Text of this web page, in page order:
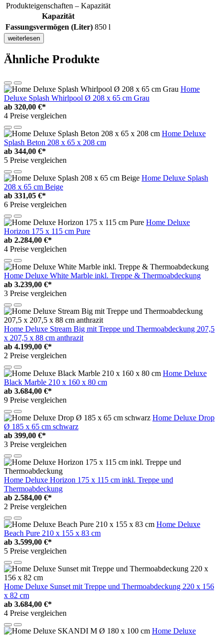
Produkteigenschaften – Kapazität
Kapazität
Fassungsvermögen (Liter) 850 l
weiterlesen
Ähnliche Produkte
Home
Deluxe Splash Whirlpool Ø 208 x 65 cm Grau
ab 320,00 €*
4 Preise vergleichen
Home Deluxe
Splash Beton 208 x 65 x 208 cm
ab 344,00 €*
5 Preise vergleichen
Home Deluxe Splash
208 x 65 cm Beige
ab 331,05 €*
6 Preise vergleichen
Home Deluxe
Horizon 175 x 115 cm Pure
ab 2.284,00 €*
4 Preise vergleichen
Home Deluxe White Marble inkl. Treppe & Thermoabdeckung
ab 3.239,00 €*
3 Preise vergleichen
Home Deluxe Stream Big mit Treppe und Thermoabdeckung 207,5
x 207,5 x 88 cm anthrazit
ab 4.199,00 €*
2 Preise vergleichen
Home Deluxe
Black Marble 210 x 160 x 80 cm
ab 3.684,00 €*
9 Preise vergleichen
Home Deluxe Drop
Ø 185 x 65 cm schwarz
ab 399,00 €*
3 Preise vergleichen
Home Deluxe Horizon 175 x 115 cm inkl. Treppe und
Thermoabdeckung
ab 2.584,00 €*
2 Preise vergleichen
Home Deluxe
Beach Pure 210 x 155 x 83 cm
ab 3.599,00 €*
5 Preise vergleichen
Home Deluxe Sunset mit Treppe und Thermoabdeckung 220 x 156
x 82 cm
ab 3.684,00 €*
4 Preise vergleichen
Home Deluxe